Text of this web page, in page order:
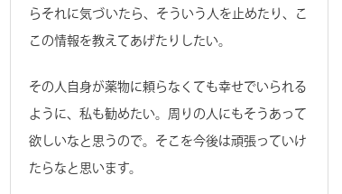
らそれに気づいたら、そういう人を止めたり、こ
この情報を教えてあげたりしたい。
その人自身が薬物に頼らなくても幸せでいられる
ように、私も勧めたい。周りの人にもそうあって
欲しいなと思うので。そこを今後は頑張っていけ
たらなと思います。